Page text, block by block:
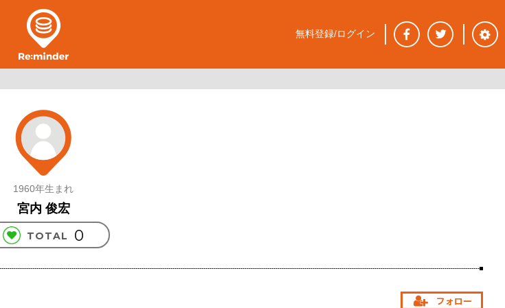
1960年生まれ
宮内 俊宏
TOTAL 0
無料登録/ログイン